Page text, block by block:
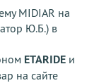
MIDIAR на
Ю.Б.) в
ETARIDE и
на сайте